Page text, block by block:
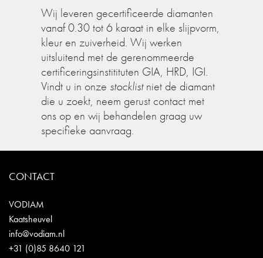
Wij leveren gecertificeerde diamanten
vanaf 0.30 tot 6 karaat in elke slijpvorm,
kleur en zuiverheid. Wij werken
uitsluitend met de gerenommeerde
certificeringsinstitituten GIA, HRD, IGI.
Vindt u in onze stocklistniet de diamant
die u zoekt, neem gerust contact met
ons op en wij behandelen graag uw
specifieke aanvraag.
CONTACT
VODIAM
Kaatsheuvel
info@vodiam.nl
+31 (0)85 8640 121